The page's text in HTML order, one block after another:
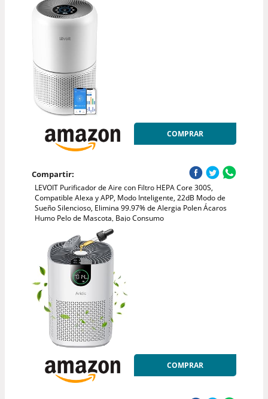
COMPRAR
Compartir:
LEVOIT Purificador de Aire con Filtro HEPA Core 300S,
Compatible Alexa y APP, Modo Inteligente, 22dB Modo de
Sueño Silencioso, Elimina 99.97% de Alergia Polen Ácaros
Humo Pelo de Mascota, Bajo Consumo
COMPRAR